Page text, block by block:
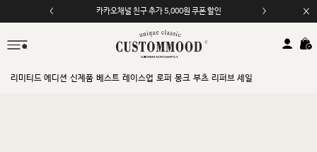
카카오채널 친구 추가 5,000원 쿠폰 할인
리미티드 에디션 신제품 베스트 레이스업 로퍼 몽크 부츠 리퍼브 세일